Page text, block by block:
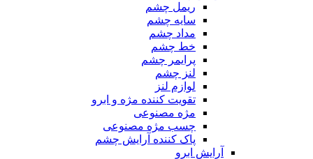
ریمل چشم
سایه چشم
مداد چشم
خط چشم
پرایمر چشم
لنز چشم
لوازم لنز
تقویت کننده مژه و ابرو
مژه مصنوعی
چسب مژه مصنوعی
پاک کننده آرایش چشم
آرایش ابرو